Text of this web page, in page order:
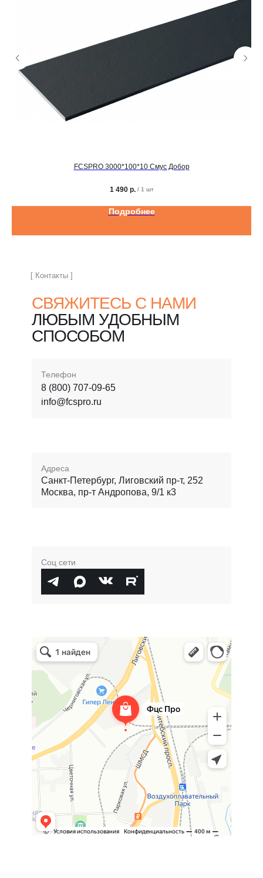
FCSPRO 3000*100*10 Смус Добор
1 490 р. / 1 шт
Подробнее
Соц сети
Адреса
Санкт-Петербург, Лиговский пр-т, 252
Москва, пр-т Андропова, 9/1 к3
Телефон
8 (800) 707-09-65
info@fcspro.ru
СВЯЖИТЕСЬ С НАМИ
ЛЮБЫМ УДОБНЫМ
СПОСОБОМ
[ Контакты ]